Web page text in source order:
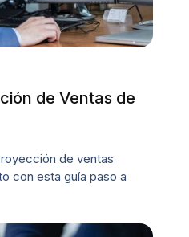
de Ventas de
de ventas
con esta guía paso a